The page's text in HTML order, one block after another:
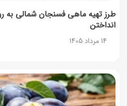
طرز تهیه ماهی فسنجان شمالی
انداختن
14 مرداد 1405